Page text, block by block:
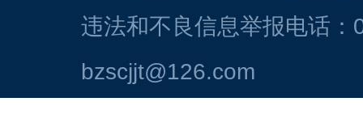
违法和不良信息举报电话
bzscjjt@126.com